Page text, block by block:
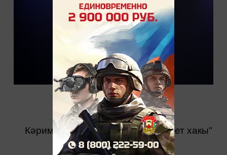
Кәрим Тинчурин театрында "Бәхет хакы"
спектакле куелды.